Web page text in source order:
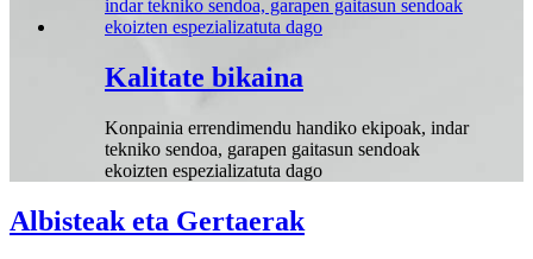
Kalitate bikaina
Konpainia errendimendu handiko ekipoak, indar
tekniko sendoa, garapen gaitasun sendoak
ekoizten espezializatuta dago
Albisteak eta Gertaerak